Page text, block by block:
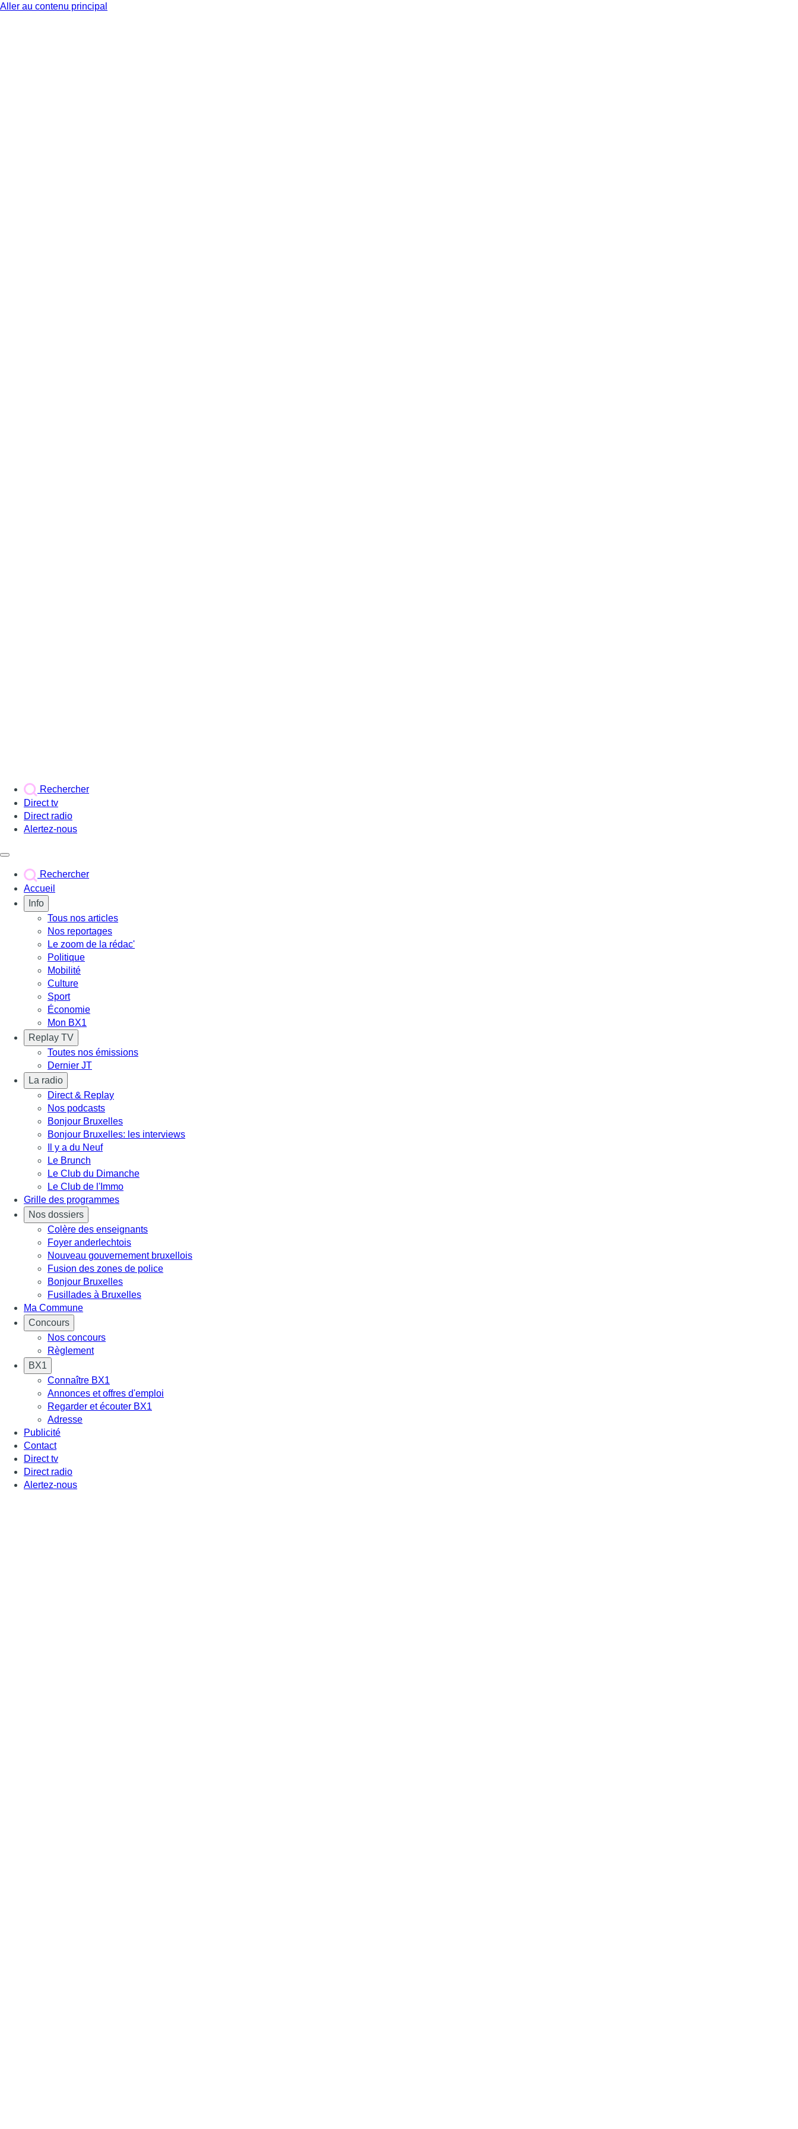
Aller au contenu principal
Rechercher
Direct tv
Direct radio
Alertez-nous
Rechercher
Accueil
Info
Tous nos articles
Nos reportages
Le zoom de la rédac'
Politique
Mobilité
Culture
Sport
Économie
Mon BX1
Replay TV
Toutes nos émissions
Dernier JT
La radio
Direct & Replay
Nos podcasts
Bonjour Bruxelles
Bonjour Bruxelles: les interviews
Il y a du Neuf
Le Brunch
Le Club du Dimanche
Le Club de l'Immo
Grille des programmes
Nos dossiers
Colère des enseignants
Foyer anderlechtois
Nouveau gouvernement bruxellois
Fusion des zones de police
Bonjour Bruxelles
Fusillades à Bruxelles
Ma Commune
Concours
Nos concours
Règlement
BX1
Connaître BX1
Annonces et offres d'emploi
Regarder et écouter BX1
Adresse
Publicité
Contact
Direct tv
Direct radio
Alertez-nous